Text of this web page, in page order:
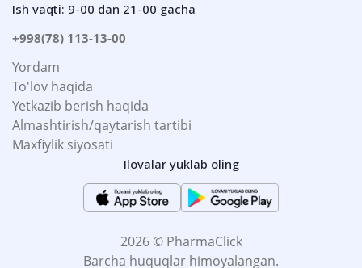
Ish vaqti: 9-00 dan 21-00 gacha
+998(78) 113-13-00
Yordam
To'lov haqida
Yetkazib berish haqida
Almashtirish/qaytarish tartibi
Maxfiylik siyosati
Ilovalar yuklab oling
2026 © PharmaClick
Barcha huquqlar himoyalangan.